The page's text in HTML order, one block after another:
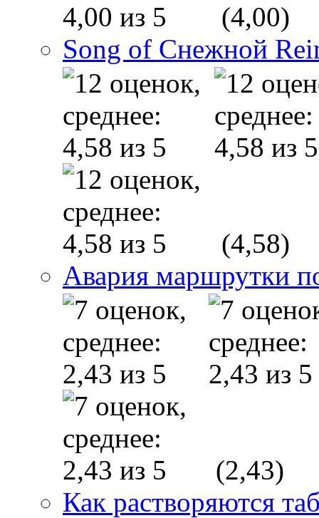
(4,00)
Song of Снежной
(4,58)
Авария маршрутки
(2,43)
Как растворяются